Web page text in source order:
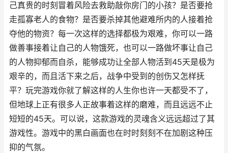
己真贵的时刻冒着风险去救助敲你房门的小孩？是否要抢
走孤寡老人的食物？是否要杀掉其他避难所内的人接着抢
夺他的物资？每一次这样的选择都极为艰难，你可以一路
做善事接着让自己的人物饿死，也可以一路做坏事让自己
的人物抑郁而自杀，能够成功让全部人物活到45天是极为
艰辛的，而且活下来之后，战争中受到的创伤又怎样抚
平？玩完游戏你就了解这样的人生你也许一天都受不了，
但地球上正有很多人正故事着这样的磨难，而且远远不止
短短的45天。可以说，这款游戏的灵魂含义远远超过了其
游戏性。游戏中的黑白画面也在时时刻刻不在加剧这种压
抑的气氛。